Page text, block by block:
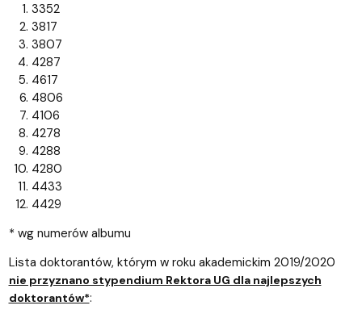
3352
3817
3807
4287
4617
4806
4106
4278
4288
4280
4433
4429
* wg numerów albumu
Lista doktorantów, którym w roku akademickim 2019/2020
nie przyznano stypendium Rektora UG dla najlepszych
doktorantów*: